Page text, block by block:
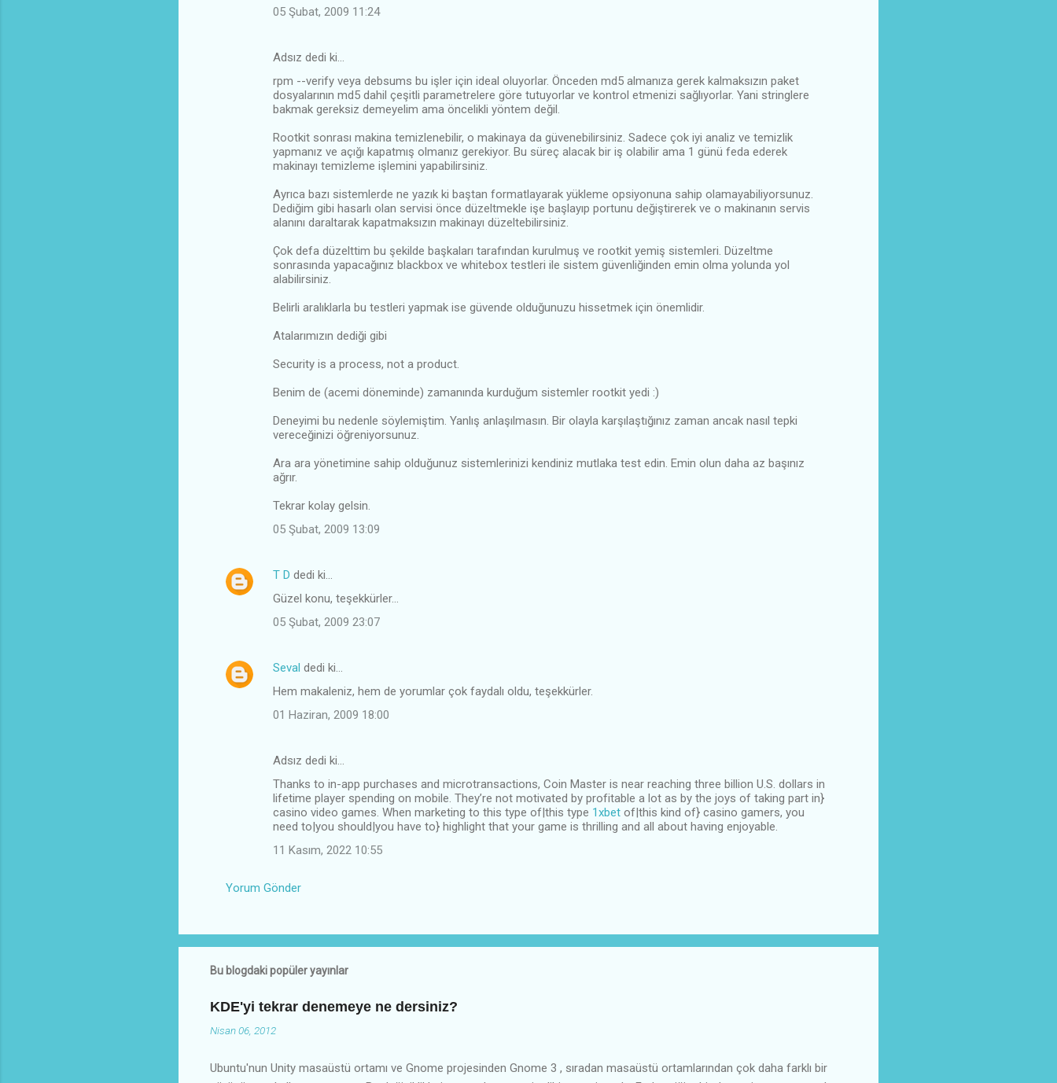
05 Şubat, 2009 11:24
Adsız dedi ki…
rpm --verify veya debsums bu işler için ideal oluyorlar. Önceden md5 almanıza gerek kalmaksızın paket
dosyalarının md5 dahil çeşitli parametrelere göre tutuyorlar ve kontrol etmenizi sağlıyorlar. Yani stringlere
bakmak gereksiz demeyelim ama öncelikli yöntem değil.
Rootkit sonrası makina temizlenebilir, o makinaya da güvenebilirsiniz. Sadece çok iyi analiz ve temizlik
yapmanız ve açığı kapatmış olmanız gerekiyor. Bu süreç alacak bir iş olabilir ama 1 günü feda ederek
makinayı temizleme işlemini yapabilirsiniz.
Ayrıca bazı sistemlerde ne yazık ki baştan formatlayarak yükleme opsiyonuna sahip olamayabiliyorsunuz.
Dediğim gibi hasarlı olan servisi önce düzeltmekle işe başlayıp portunu değiştirerek ve o makinanın servis
alanını daraltarak kapatmaksızın makinayı düzeltebilirsiniz.
Çok defa düzelttim bu şekilde başkaları tarafından kurulmuş ve rootkit yemiş sistemleri. Düzeltme
sonrasında yapacağınız blackbox ve whitebox testleri ile sistem güvenliğinden emin olma yolunda yol
alabilirsiniz.
Belirli aralıklarla bu testleri yapmak ise güvende olduğunuzu hissetmek için önemlidir.
Atalarımızın dediği gibi
Security is a process, not a product.
Benim de (acemi döneminde) zamanında kurduğum sistemler rootkit yedi :)
Deneyimi bu nedenle söylemiştim. Yanlış anlaşılmasın. Bir olayla karşılaştığınız zaman ancak nasıl tepki
vereceğinizi öğreniyorsunuz.
Ara ara yönetimine sahip olduğunuz sistemlerinizi kendiniz mutlaka test edin. Emin olun daha az başınız
ağrır.
Tekrar kolay gelsin.
05 Şubat, 2009 13:09
T D dedi ki…
Güzel konu, teşekkürler...
05 Şubat, 2009 23:07
Seval dedi ki…
Hem makaleniz, hem de yorumlar çok faydalı oldu, teşekkürler.
01 Haziran, 2009 18:00
Adsız dedi ki…
Thanks to in-app purchases and microtransactions, Coin Master is near reaching three billion U.S. dollars in
lifetime player spending on mobile. They’re not motivated by profitable a lot as by the joys of taking part in}
casino video games. When marketing to this type of|this type 1xbet of|this kind of} casino gamers, you
need to|you should|you have to} highlight that your game is thrilling and all about having enjoyable.
11 Kasım, 2022 10:55
Yorum Gönder
Bu blogdaki popüler yayınlar
KDE'yi tekrar denemeye ne dersiniz?
Nisan 06, 2012
Ubuntu'nun Unity masaüstü ortamı ve Gnome projesinden Gnome 3 , sıradan masaüstü ortamlarından çok daha farklı bir